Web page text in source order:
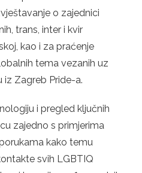
MEDIJSKO
IZVJEŠTAVANJE
LGBTIQ
OSOBAMA
o zajednici
trans, inter i kvir
kao i za praćenje
tema vezanih uz
iz Zagreb Pride-a.
i pregled ključnih
zajedno s primjerima
kako temu
svih LGBTIQ